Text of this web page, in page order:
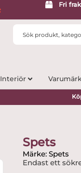
Fri
Search
Interiör
Spets
Märke: Spets
Endast ett